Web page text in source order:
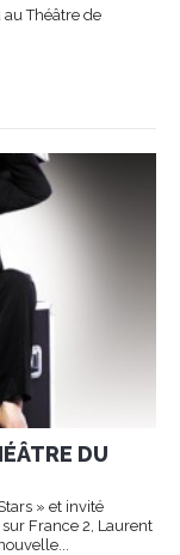
Théâtre de
DU
» et invité
France 2, Laurent